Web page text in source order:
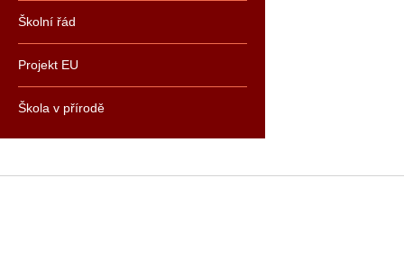
Školní řád
Projekt EU
Škola v přírodě